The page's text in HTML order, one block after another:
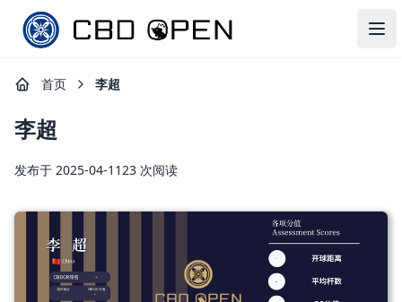
CBD OPEN
打
首页 李超
李超
发布于 2025-04-1123 次阅读